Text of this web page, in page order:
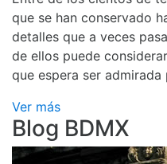
que se han conservado
detalles que a veces
de ellos puede
que espera ser
Ver más
Blog BDMX